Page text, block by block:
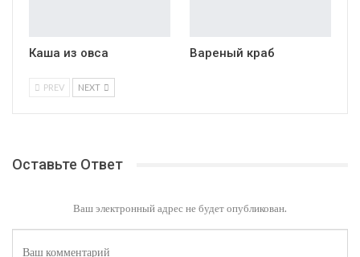
Каша из овса Вареный краб
PREV NEXT
Оставьте Ответ
Ваш электронный адрес не будет опубликован.